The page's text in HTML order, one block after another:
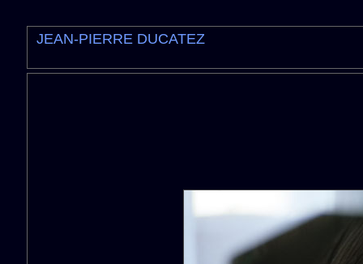
JEAN-PIERRE DUCATEZ